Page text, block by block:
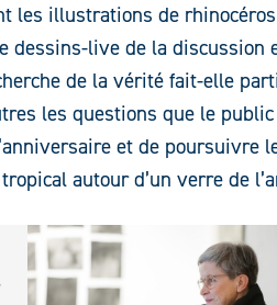
les illustrations de
dessins-live de la
de la vérité fait-elle
les questions que le
et de poursuivre
autour d’un verre de